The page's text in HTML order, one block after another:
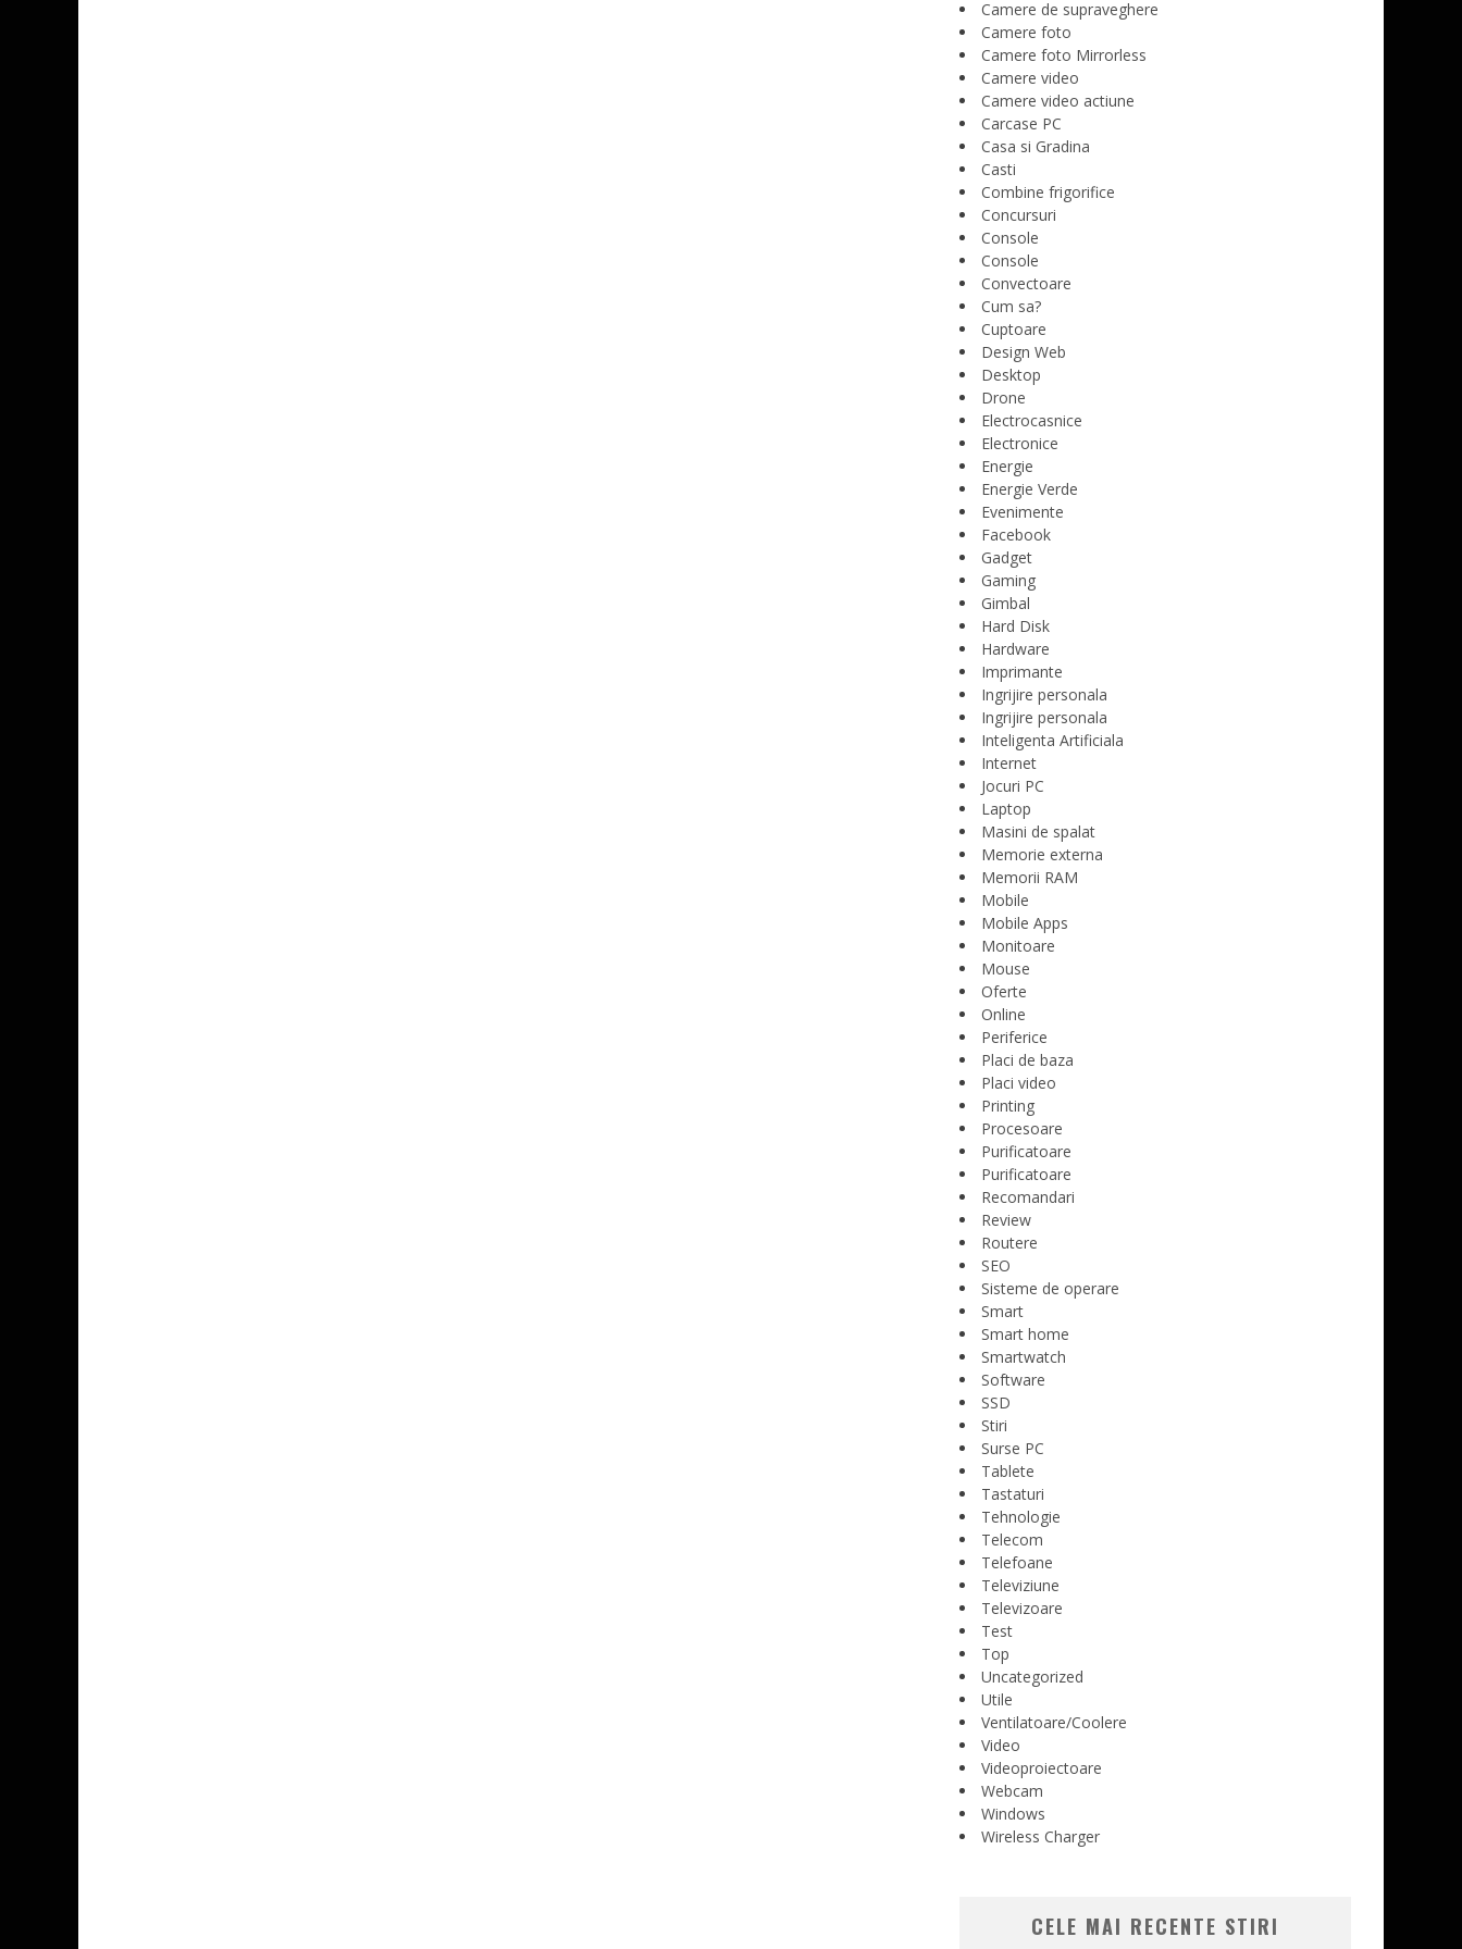
Camere de supraveghere
Camere foto
Camere foto Mirrorless
Camere video
Camere video actiune
Carcase PC
Casa si Gradina
Casti
Combine frigorifice
Concursuri
Console
Console
Convectoare
Cum sa?
Cuptoare
Design Web
Desktop
Drone
Electrocasnice
Electronice
Energie
Energie Verde
Evenimente
Facebook
Gadget
Gaming
Gimbal
Hard Disk
Hardware
Imprimante
Ingrijire personala
Ingrijire personala
Inteligenta Artificiala
Internet
Jocuri PC
Laptop
Masini de spalat
Memorie externa
Memorii RAM
Mobile
Mobile Apps
Monitoare
Mouse
Oferte
Online
Periferice
Placi de baza
Placi video
Printing
Procesoare
Purificatoare
Purificatoare
Recomandari
Review
Routere
SEO
Sisteme de operare
Smart
Smart home
Smartwatch
Software
SSD
Stiri
Surse PC
Tablete
Tastaturi
Tehnologie
Telecom
Telefoane
Televiziune
Televizoare
Test
Top
Uncategorized
Utile
Ventilatoare/Coolere
Video
Videoproiectoare
Webcam
Windows
Wireless Charger
CELE MAI RECENTE STIRI